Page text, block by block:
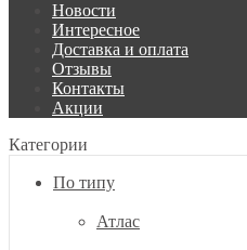
Новости
Интересное
Доставка и оплата
Отзывы
Контакты
Акции
Категории
По типу
Атлас